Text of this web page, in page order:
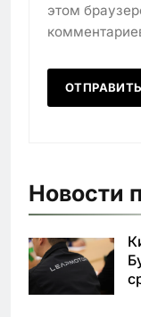
этом
Новости